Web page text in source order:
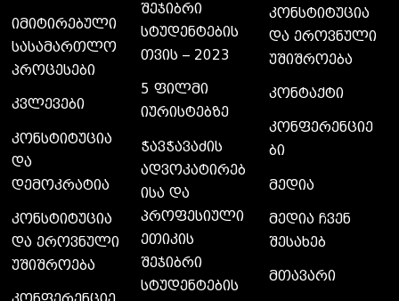
იმიტირებული
სასამართლო
პროცესები
კვლევები
კონსტიტუცია
და
დემოკრატია
კონსტიტუცია
და ეროვნული
უშიშროება
შეჯიბრი
სტუდენტების
თვის – 2023
5 ფილმი
იურისტებზე
ჭავჭავაძის
ადვოკატირებ
ისა და
პროფესიული
ეთიკის
შეჯიბრი
სტუდენტების
კონსტიტუცია
და ეროვნული
უშიშროება
კონტაქტი
კონფერენციე
ბი
მედია
მედია ჩვენ
შესახებ
მთავარი